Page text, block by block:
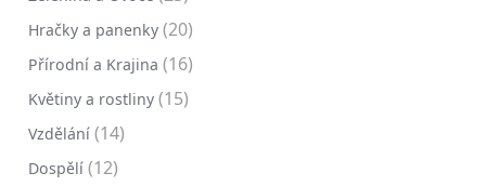
Hračky a panenky (20)
Přírodní a Krajina (16)
Květiny a rostliny (15)
Vzdělání (14)
Dospělí (12)